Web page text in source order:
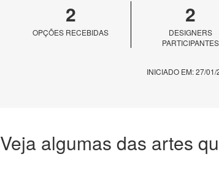
2
OPÇÕES RECEBIDAS
2
DESIGNERS
PARTICIPANTES
INICIADO EM: 27/01/
Veja algumas das artes